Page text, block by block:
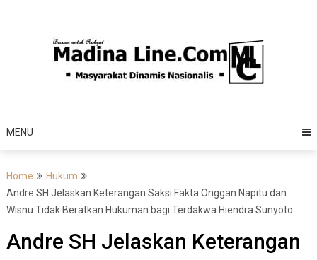
MENU
Home
Hukum
Andre SH Jelaskan Keterangan Saksi Fakta Onggan Napitu dan
Wisnu Tidak Beratkan Hukuman bagi Terdakwa Hiendra Sunyoto
Andre SH Jelaskan Keterangan